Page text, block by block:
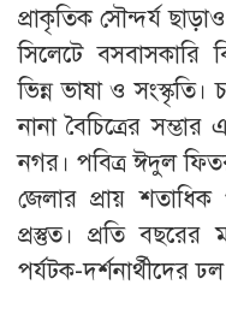
প্রাকৃতিক সৌন্দর্য
সিলেটে বসবাসকারি
ভিন্ন ভাষা ও সংস্কৃতি।
নানা বৈচিত্রের
নগর। পবিত্র ঈদুল
জেলার প্রায়
প্রস্তুত। প্রতি
পর্যটক-দর্শনার্থীদের